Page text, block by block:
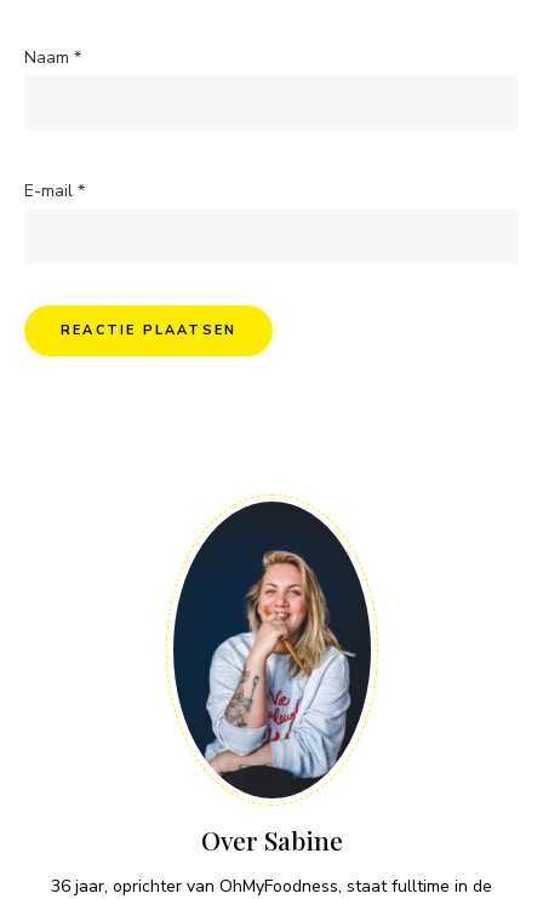
Naam *
E-mail *
Over Sabine
36 jaar, oprichter van OhMyFoodness, staat fulltime in de